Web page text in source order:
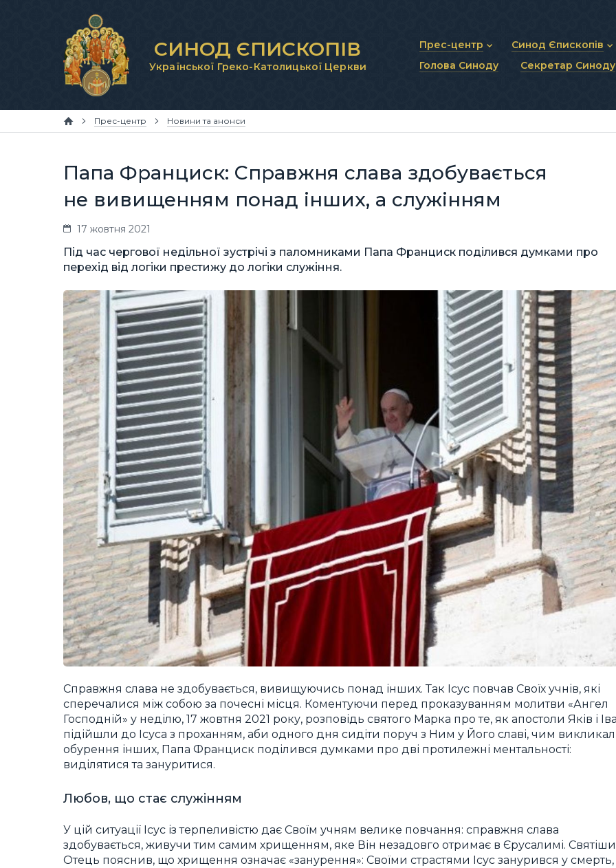
СИНОД ЄПИСКОПІВ
Української Греко-Католицької Церкви
Прес-центр
Новини та анонси
Синод Єпископів
Статут Синоду
Синодальні органи
Голова Синоду Секретар Синоду
Прес-центр Новини та анонси
Папа Франциск: Справжня слава здобувається
не вивищенням понад інших, а служінням
17 жовтня 2021
Під час чергової недільної зустрічі з паломниками Папа Франциск поділився думками про
перехід від логіки престижу до логіки служіння.
Справжня слава не здобувається, вивищуючись понад інших. Так Ісус повчав Своїх учнів, які
сперечалися між собою за почесні місця. Коментуючи перед проказуванням молитви «Ангел
Господній» у неділю, 17 жовтня 2021 року, розповідь святого Марка про те, як апостоли Яків і
підійшли до Ісуса з проханням, аби одного дня сидіти поруч з Ним у Його славі, чим
обурення інших, Папа Франциск поділився думками про дві протилежні ментальності:
виділятися та зануритися.
Любов, що стає служінням
У цій ситуації Ісус із терпеливістю дає Своїм учням велике повчання: справжня слава
здобувається, живучи тим самим хрищенням, яке Він незадовго отримає в Єрусалимі.
Отець пояснив, що хрищення означає «занурення»: Своїми страстями Ісус занурився у смерть,